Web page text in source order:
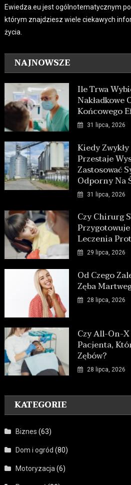
Ewiedza.eu jest ogólnotematycznym
którym znajdziesz wiele ciekawych
życia.
NAJNOWSZE
Ile Trwa
Nakładkowe
Końcowego
31 lipca, 2026
Kiedy
Przestaje
Zastosować
Odporny Na
31 lipca, 2026
Czy Chirurg
Leczenia
29 lipca, 2026
Od Czego
Zęba
28 lipca, 2026
Czy All-On-
Pacjenta,
Zębów?
28 lipca, 2026
KATEGORIE
Biznes (63)
Dom i ogród (80)
Motoryzacja(6)